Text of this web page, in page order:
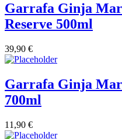
Garrafa Ginja
Reserve 500ml
39,90 €
Garrafa Ginja
700ml
11,90 €